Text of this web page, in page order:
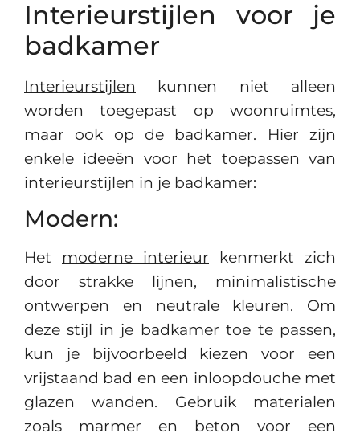
Interieurstijlen voor je
badkamer
Interieurstijlen kunnen niet alleen
worden toegepast op woonruimtes,
maar ook op de badkamer. Hier zijn
enkele ideeën voor het toepassen van
interieurstijlen in je badkamer:
Modern:
Het moderne interieur kenmerkt zich
door strakke lijnen, minimalistische
ontwerpen en neutrale kleuren. Om
deze stijl in je badkamer toe te passen,
kun je bijvoorbeeld kiezen voor een
vrijstaand bad en een inloopdouche met
glazen wanden. Gebruik materialen
zoals marmer en beton voor een